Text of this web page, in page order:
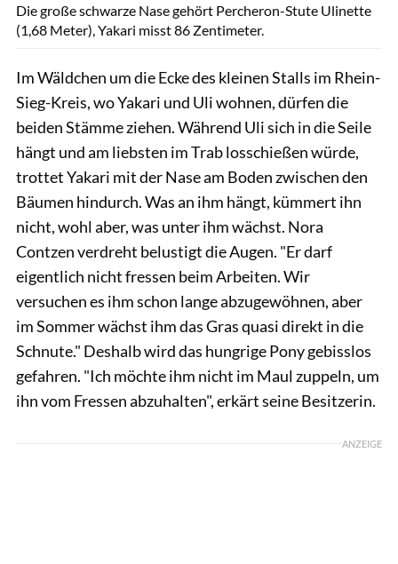
Die große schwarze Nase gehört Percheron-Stute Ulinette
(1,68 Meter), Yakari misst 86 Zentimeter.
Im Wäldchen um die Ecke des kleinen Stalls im Rhein-
Sieg-Kreis, wo Yakari und Uli wohnen, dürfen die
beiden Stämme ziehen. Während Uli sich in die Seile
hängt und am liebsten im Trab losschießen würde,
trottet Yakari mit der Nase am Boden zwischen den
Bäumen hindurch. Was an ihm hängt, kümmert ihn
nicht, wohl aber, was unter ihm wächst. Nora
Contzen verdreht belustigt die Augen. "Er darf
eigentlich nicht fressen beim Arbeiten. Wir
versuchen es ihm schon lange abzugewöhnen, aber
im Sommer wächst ihm das Gras quasi direkt in die
Schnute." Deshalb wird das hungrige Pony gebisslos
gefahren. "Ich möchte ihm nicht im Maul zuppeln, um
ihn vom Fressen abzuhalten", erkärt seine Besitzerin.
ANZEIGE